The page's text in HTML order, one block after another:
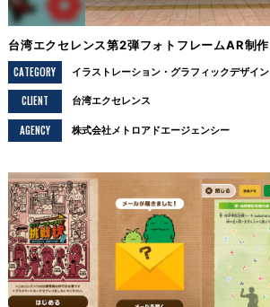
台湾エクセレンス第2弾フォトフレームAR制作
CATEGORY
イラストレーション グラフィックデザイン
CLIENT 台湾エクセレンス
AGENCY 株式会社メトロアドエージェンシー